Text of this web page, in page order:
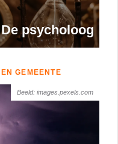
De psycholoog
GEMEENTE
Beeld: images.pexels.com